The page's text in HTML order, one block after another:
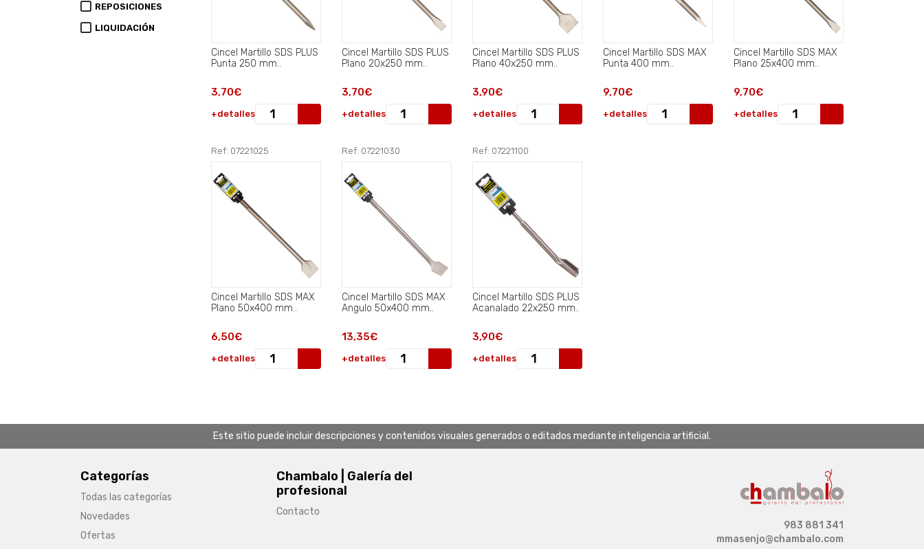
REPOSICIONES
LIQUIDACIÓN
Cincel Martillo SDS PLUS
Punta 250 mm..
3,70€
+detalles
Cincel Martillo SDS PLUS
Plano 20x250 mm..
3,70€
+detalles
Cincel Martillo SDS PLUS
Plano 40x250 mm..
3,90€
+detalles
Cincel Martillo SDS MAX
Punta 400 mm..
9,70€
+detalles
Cincel Martillo SDS MAX
Plano 25x400 mm..
9,70€
+detalles
Ref: 07221025
Cincel Martillo SDS MAX
Plano 50x400 mm..
6,50€
+detalles
Ref: 07221030
Cincel Martillo SDS MAX
Angulo 50x400 mm..
13,35€
+detalles
Ref: 07221100
Cincel Martillo SDS PLUS
Acanalado 22x250 mm..
3,90€
+detalles
Este sitio puede incluir descripciones y contenidos visuales generados o editados mediante inteligencia artificial.
Categorías
Todas las categorías
Novedades
Ofertas
Chambalo | Galería del
profesional
Contacto
983 881 341
mmasenjo@chambalo.com